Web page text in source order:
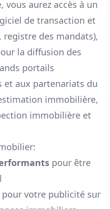
aurez accès à un
de transaction et
des mandats),
la diffusion des
portails
et aux partenariats du
immobilière,
immobilière et
pour être
pour votre publicité sur